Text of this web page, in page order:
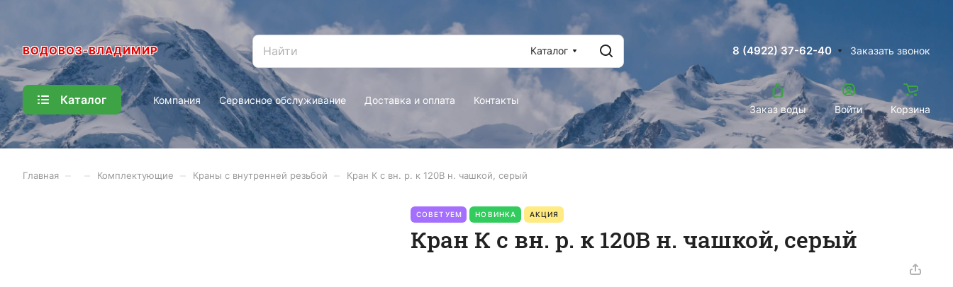
ВОДОВОЗ-ВЛАДИМИР Каталог 8 (4922) 37-62-40 Заказать звонок
Каталог Компания Сервисное обслуживание Доставка и оплата Контакты
Заказ воды Войти Корзина
Главная Комплектующие Краны с внутренней резьбой Кран К с вн. р. к 120В н. чашкой, серый
СОВЕТУЕМ НОВИНКА АКЦИЯ
Кран К с вн. р. к 120В н. чашкой, серый